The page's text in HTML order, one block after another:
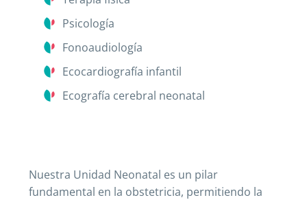
Psicología
Fonoaudiología
Ecocardiografía infantil
Ecografía cerebral neonatal
Nuestra Unidad Neonatal es un pilar
fundamental en la obstetricia, permitiendo la